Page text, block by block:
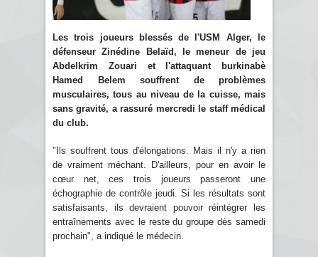
Les trois joueurs blessés de l'USM Alger, le
défenseur Zinédine Belaïd, le meneur de jeu
Abdelkrim Zouari et l'attaquant burkinabè
Hamed Belem souffrent de problèmes
musculaires, tous au niveau de la cuisse, mais
sans gravité, a rassuré mercredi le staff médical
du club.
"Ils souffrent tous d'élongations. Mais il n'y a rien
de vraiment méchant. D'ailleurs, pour en avoir le
cœur net, ces trois joueurs passeront une
échographie de contrôle jeudi. Si les résultats sont
satisfaisants, ils devraient pouvoir réintégrer les
entraînements avec le reste du groupe dès samedi
prochain", a indiqué le médecin.